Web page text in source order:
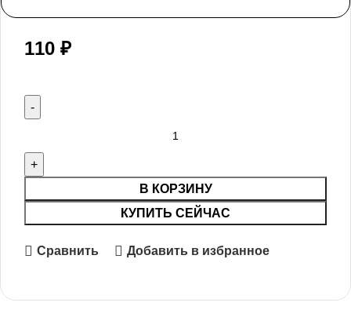
110 ₽
В КОРЗИНУ
КУПИТЬ СЕЙЧАС
Сравнить Добавить в избранное